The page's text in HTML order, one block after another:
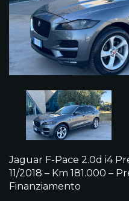
Jaguar F-Pace 2.0d i4
11/2018 – Km 181.000 –
Finanziamento